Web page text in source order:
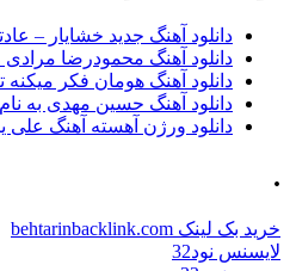
دانلود آهنگ جدید خشایار –
دانلود آهنگ محمودرضا مرادی
دانلود آهنگ هومان فکر میکنه
دانلود آهنگ حسین مهدی به
دانلود ورژن آهسته آهنگ علی
.
خرید بک لینک behtarinbacklink.com
لایسنس نود32